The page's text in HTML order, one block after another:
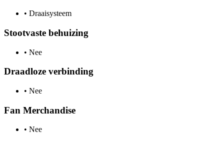
• Draaisysteem
Stootvaste behuizing
• Nee
Draadloze verbinding
• Nee
Fan Merchandise
• Nee